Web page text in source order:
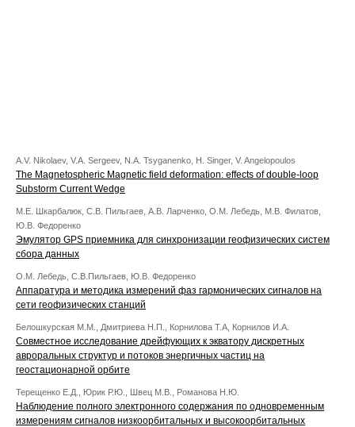
A.V. Nikolaev, V.A. Sergeev, N.A. Tsyganenko, H. Singer, V. Angelopoulos
The Magnetospheric Magnetic field deformation: effects of double-loop
Substorm Current Wedge
М.Е. Шкарбалюк, С.В. Пильгаев, А.В. Ларченко, О.М. Лебедь, М.В. Филатов,
Ю.В. Федоренко
Эмулятор GPS приемника для синхронизации геофизических систем
сбора данных
О.М. Лебедь, С.В.Пильгаев, Ю.В. Федоренко
Аппаратура и методика измерений фаз гармонических сигналов на
сети геофизических станций
Белошкурская М.М., Дмитриева Н.П., Корнилова Т.А, Корнилов И.А.
Совместное исследование дрейфующих к экватору дискретных
авроральных структур и потоков энергичных частиц на
геостационарной орбите
Терещенко Е.Д., Юрик Р.Ю., Швец М.В., Романова Н.Ю.
Наблюдение полного электронного содержания по одновременным
измерениям сигналов низкоорбитальных и высокоорбитальных